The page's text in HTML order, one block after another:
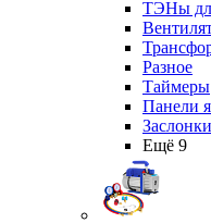
ТЭНы
Разное
Таймеры
Панели
Ещё 9